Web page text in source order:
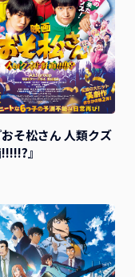
そ松さん 人類クズ
』